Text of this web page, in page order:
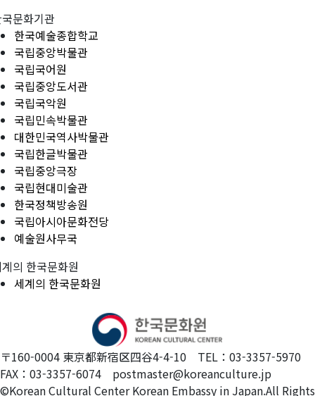
문화기관
한국예술종합학교
국립중앙박물관
국립국어원
국립중앙도서관
국립국악원
국립민속박물관
대한민국역사박물관
국립한글박물관
국립중앙극장
국립현대미술관
한국정책방송원
국립아시아문화전당
예술원사무국
의 한국문화원
세계의 한국문화원
〒160-0004 東京都新宿区四谷4-4-10 TEL：03-3357-5970
FAX：03-3357-6074 postmaster@koreanculture.jp
©Korean Cultural Center Korean Embassy in Japan.All Rights